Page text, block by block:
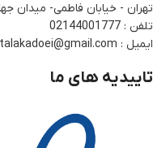
تهران - خیابان فاطمی- میدان
تلفن : 02144001777
ایمیل : talakadoei@gmail.com
تاییدیه های ما